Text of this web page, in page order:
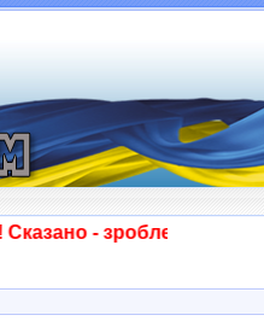
- зроблено! Слава